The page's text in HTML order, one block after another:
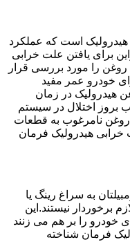
است که عملکرد
برای یافتن علت خرابی
را مورد بررسی قرار
خودرو عمر مفید
هیدرولیک در زمان
بروز اختلال در سیستم
روغن نامرغوب به قطعات
هیدرولیک فرمان
به سراغ رینگ یا
برخوردار نیستند.این
زوایای ۵ گانه جلوبندی خودرو را بر هم می زنند
فرمان شناخته